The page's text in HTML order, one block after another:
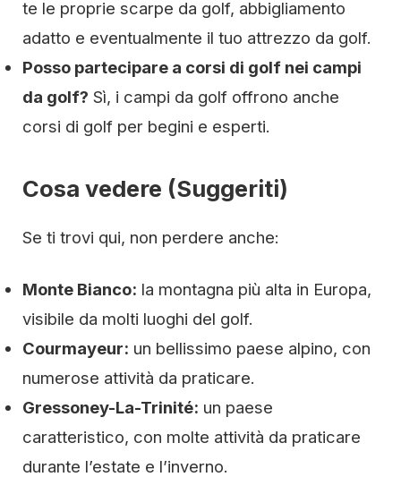
te le proprie scarpe da golf, abbigliamento
adatto e eventualmente il tuo attrezzo da golf.
Posso partecipare a corsi di golf nei campi
da golf? Sì, i campi da golf offrono anche
corsi di golf per begini e esperti.
Cosa vedere (Suggeriti)
Se ti trovi qui, non perdere anche:
Monte Bianco: la montagna più alta in Europa,
visibile da molti luoghi del golf.
Courmayeur: un bellissimo paese alpino, con
numerose attività da praticare.
Gressoney-La-Trinité: un paese
caratteristico, con molte attività da praticare
durante l’estate e l’inverno.